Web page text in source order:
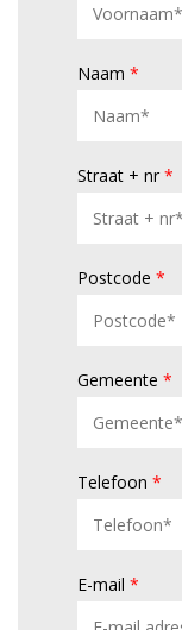
Naam*
Straat + nr*
Postcode*
Gemeente*
Telefoon*
E-mail*